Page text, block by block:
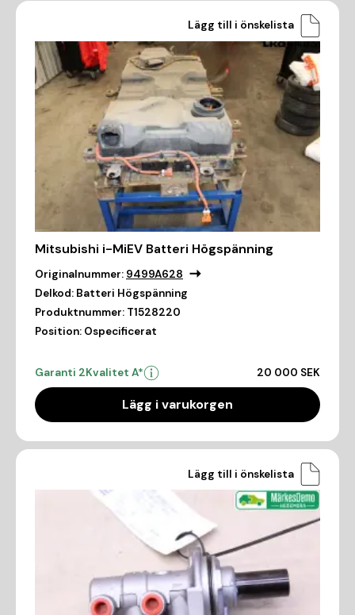
Lägg till i önskelista
Mitsubishi i-MiEV Batteri Högspänning
Originalnummer: 9499A628
Delkod: Batteri Högspänning
Produktnummer: T1528220
Position: Ospecificerat
Garanti 2Kvalitet A* 20 000 SEK
Lägg i varukorgen
Lägg till i önskelista